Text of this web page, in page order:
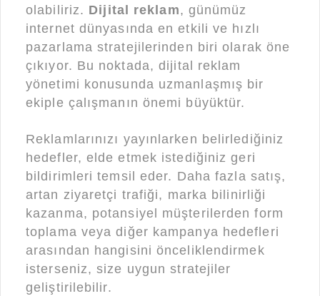
olabiliriz. Dijital reklam, günümüz
internet dünyasında en etkili ve hızlı
pazarlama stratejilerinden biri olarak öne
çıkıyor. Bu noktada, dijital reklam
yönetimi konusunda uzmanlaşmış bir
ekiple çalışmanın önemi büyüktür.
Reklamlarınızı yayınlarken belirlediğiniz
hedefler, elde etmek istediğiniz geri
bildirimleri temsil eder. Daha fazla satış,
artan ziyaretçi trafiği, marka bilinirliği
kazanma, potansiyel müşterilerden form
toplama veya diğer kampanya hedefleri
arasından hangisini önceliklendirmek
isterseniz, size uygun stratejiler
geliştirilebilir.